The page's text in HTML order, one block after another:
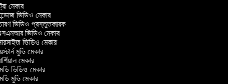
মেকার
ভিডিও মেকার
ভিডিও প্রস্তুতকারক
ভিডিও মেকার
ভিডিও মেকার
মুভি মেকার
মেকার
ভিডিও মেকার
মুভি মেকার